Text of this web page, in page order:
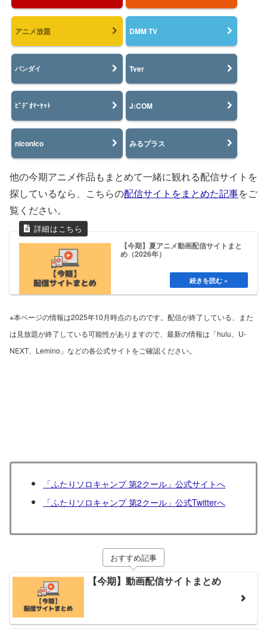
アニメ放題 DMM TV
バンダイ Tver
ﾋﾞﾃﾞｵﾏｰｹｯﾄ J:COM
niconico みるプラス
他の今期アニメ作品もまとめて一緒に観れる配信サイトを
探しているなら、こちらの配信サイトをまとめた記事をご
覧ください。
【今期】夏アニメ動画配信サイトまと
め（2026年）
※本ページの情報は2025年10月時点のものです。配信が終了している、また
は見放題が終了している可能性がありますので、最新の情報は「hulu、U-
NEXT、Lemino」などの各公式サイトをご確認ください。
「ふたりソロキャンプ 第2クール」公式サイトへ
「ふたりソロキャンプ 第2クール」公式Twitterへ
おすすめ記事
【今期】動画配信サイトまとめ